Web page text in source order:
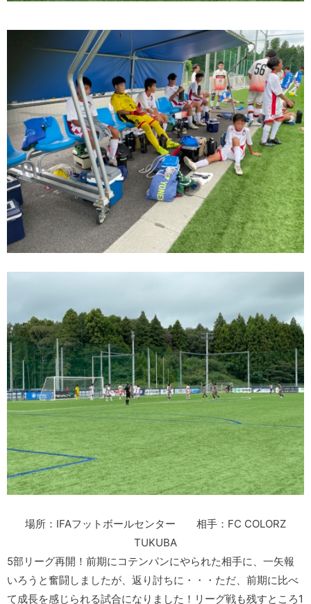
場所：IFAフットボールセンター 相手：FC COLORZ
TUKUBA
5部リーグ再開！前期にコテンパンにやられた相手に、一矢報
いろうと奮闘しましたが、返り討ちに・・・ただ、前期に比べ
て成長を感じられる試合になりました！リーグ戦も残すところ1